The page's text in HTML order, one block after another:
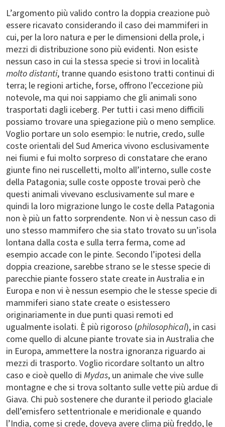
L’argomento più valido contro la doppia creazione può
essere ricavato considerando il caso dei mammiferi in
cui, per la loro natura e per le dimensioni della prole, i
mezzi di distribuzione sono più evidenti. Non esiste
nessun caso in cui la stessa specie si trovi in località
molto distanti, tranne quando esistono tratti continui di
terra; le regioni artiche, forse, offrono l’eccezione più
notevole, ma qui noi sappiamo che gli animali sono
trasportati dagli iceberg. Per tutti i casi meno difficili
possiamo trovare una spiegazione più o meno semplice.
Voglio portare un solo esempio: le nutrie, credo, sulle
coste orientali del Sud America vivono esclusivamente
nei fiumi e fui molto sorpreso di constatare che erano
giunte fino nei ruscelletti, molto all’interno, sulle coste
della Patagonia; sulle coste opposte trovai però che
questi animali vivevano esclusivamente sul mare e
quindi la loro migrazione lungo le coste della Patagonia
non è più un fatto sorprendente. Non vi è nessun caso di
uno stesso mammifero che sia stato trovato su un’isola
lontana dalla costa e sulla terra ferma, come ad
esempio accade con le pinte. Secondo l’ipotesi della
doppia creazione, sarebbe strano se le stesse specie di
parecchie piante fossero state create in Australia e in
Europa e non vi è nessun esempio che le stesse specie di
mammiferi siano state create o esistessero
originariamente in due punti quasi remoti ed
ugualmente isolati. È più rigoroso (philosophical), in casi
come quello di alcune piante trovate sia in Australia che
in Europa, ammettere la nostra ignoranza riguardo ai
mezzi di trasporto. Voglio ricordare soltanto un altro
caso e cioè quello di Mydas, un animale che vive sulle
montagne e che si trova soltanto sulle vette più ardue di
Giava. Chi può sostenere che durante il periodo glaciale
dell’emisfero settentrionale e meridionale e quando
l’India, come si crede, doveva avere clima più freddo, le